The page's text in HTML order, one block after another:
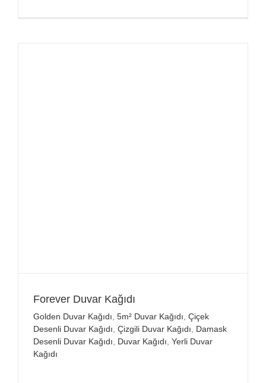
Forever Duvar Kağıdı
Golden Duvar Kağıdı 5m² Duvar Kağıdı Çiçek
Desenli Duvar Kağıdı Çizgili Duvar Kağıdı
Damask
Desenli Duvar Kağıdı
Duvar Kağıdı Yerli Duvar
Kağıdı